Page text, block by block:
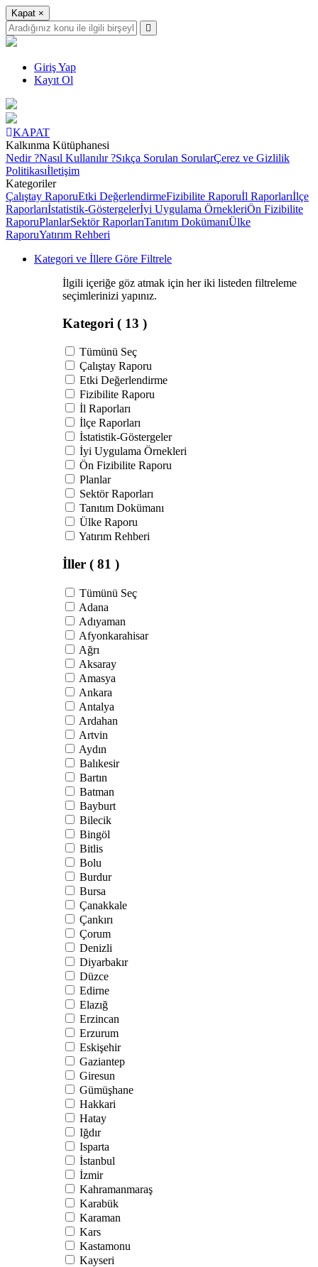
Kapat ×
Giriş Yap
Kayıt Ol
KAPAT
Kalkınma Kütüphanesi
Nedir ?Nasıl Kullanılır ?Sıkça Sorulan SorularÇerez ve Gizlilik
Politikasıİletişim
Kategoriler
Çalıştay RaporuEtki DeğerlendirmeFizibilite Raporuİl Raporlarıİlçe
Raporlarıİstatistik-Göstergelerİyi Uygulama ÖrnekleriÖn Fizibilite
RaporuPlanlarSektör RaporlarıTanıtım DokümanıÜlke
RaporuYatırım Rehberi
Kategori ve İllere Göre Filtrele
İlgili içeriğe göz atmak için her iki listeden filtreleme
seçimlerinizi yapınız.
Kategori ( 13 )
Tümünü Seç
Çalıştay Raporu
Etki Değerlendirme
Fizibilite Raporu
İl Raporları
İlçe Raporları
İstatistik-Göstergeler
İyi Uygulama Örnekleri
Ön Fizibilite Raporu
Planlar
Sektör Raporları
Tanıtım Dokümanı
Ülke Raporu
Yatırım Rehberi
İller ( 81 )
Tümünü Seç
Adana
Adıyaman
Afyonkarahisar
Ağrı
Aksaray
Amasya
Ankara
Antalya
Ardahan
Artvin
Aydın
Balıkesir
Bartın
Batman
Bayburt
Bilecik
Bingöl
Bitlis
Bolu
Burdur
Bursa
Çanakkale
Çankırı
Çorum
Denizli
Diyarbakır
Düzce
Edirne
Elazığ
Erzincan
Erzurum
Eskişehir
Gaziantep
Giresun
Gümüşhane
Hakkari
Hatay
Iğdır
Isparta
İstanbul
İzmir
Kahramanmaraş
Karabük
Karaman
Kars
Kastamonu
Kayseri